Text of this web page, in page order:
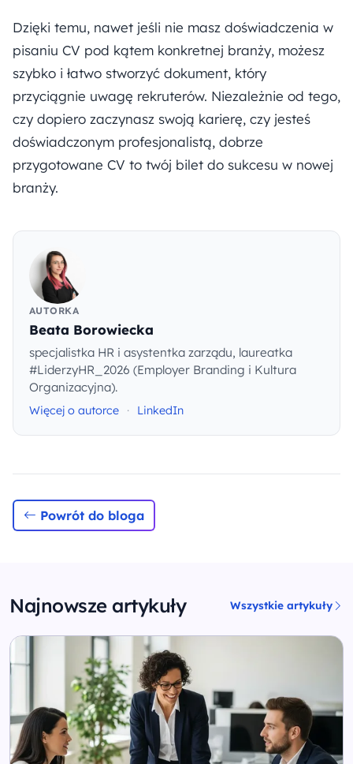
Dzięki temu, nawet jeśli nie masz doświadczenia w
pisaniu CV pod kątem konkretnej branży, możesz
szybko i łatwo stworzyć dokument, który
przyciągnie uwagę rekruterów. Niezależnie od tego,
czy dopiero zaczynasz swoją karierę, czy jesteś
doświadczonym profesjonalistą, dobrze
przygotowane CV to twój bilet do sukcesu w nowej
branży.
AUTORKA
Beata Borowiecka
specjalistka HR i asystentka zarządu, laureatka
#LiderzyHR_2026 (Employer Branding i Kultura
Organizacyjna).
Więcej o autorce · LinkedIn
Powrót do bloga
Najnowsze artykuły Wszystkie artykuły